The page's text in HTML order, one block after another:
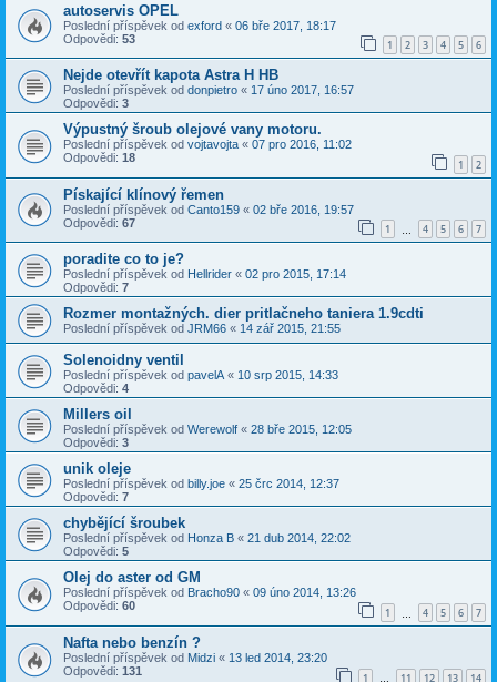
autoservis OPEL
Poslední příspěvek od exford « 06 bře 2017, 18:17
Odpovědi: 53 1 2 3 4 5 6
Nejde otevřít kapota Astra H HB
Poslední příspěvek od donpietro « 17 úno 2017, 16:57
Odpovědi: 3
Výpustný šroub olejové vany motoru.
Poslední příspěvek od vojtavojta « 07 pro 2016, 11:02
Odpovědi: 18 1 2
Pískající klínový řemen
Poslední příspěvek od Canto159 « 02 bře 2016, 19:57
Odpovědi: 67 1 4 5 6 7
poradite co to je?
Poslední příspěvek od Hellrider « 02 pro 2015, 17:14
Odpovědi: 7
Rozmer montažných. dier pritlačneho taniera 1.9cdti
Poslední příspěvek od JRM66 « 14 zář 2015, 21:55
Solenoidny ventil
Poslední příspěvek od pavelA« 10 srp 2015, 14:33
Odpovědi: 4
Millers oil
Poslední příspěvek od Werewolf « 28 bře 2015, 12:05
Odpovědi: 3
unik oleje
Poslední příspěvek od billy.joe « 25 črc 2014, 12:37
Odpovědi: 7
chybějící šroubek
Poslední příspěvek od Honza B « 21 dub 2014, 22:02
Odpovědi: 5
Olej do aster od GM
Poslední příspěvek od Bracho90 « 09 úno 2014, 13:26
Odpovědi: 60 1 4 5 6 7
Nafta nebo benzín ?
Poslední příspěvek od Midzi « 13 led 2014, 23:20
Odpovědi: 131 1 … 11 12 13 14